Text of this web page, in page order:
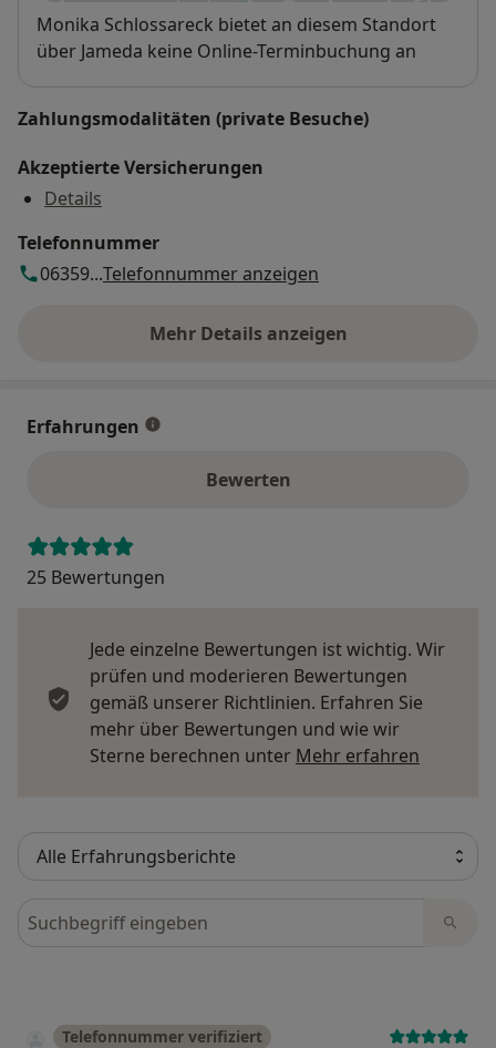
Verfügbarkeit
Monika Schlossareck bietet an diesem Standort
über Jameda keine Online-Terminbuchung an
Zahlungsmodalitäten (private Besuche)
Akzeptierte Versicherungen
Details
Telefonnummer
06359...Telefonnummer anzeigen
Mehr Details anzeigen
über die Adresse
Erfahrungen
Bewerten
25 Bewertungen
Jede einzelne Bewertungen ist wichtig. Wir
prüfen und moderieren Bewertungen
gemäß unserer Richtlinien. Erfahren Sie
mehr über Bewertungen und wie wir
Sterne berechnen unter Mehr erfahren
Bewertungen durchsuchen
Telefonnummer verifiziert